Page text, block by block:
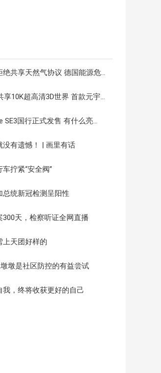
绝共享天然气协议 德国能源危
享10K超高清3D世界 首款元宇
SE3国行正式发售 有什么亮
没有遗憾！ | 画里有话
拧紧“安全阀”
总统新冠检测呈阳性
300天，检察听证全网直播
上天团好样的
墩墩是社区防控的有益尝试
我，终将收获更好的自己